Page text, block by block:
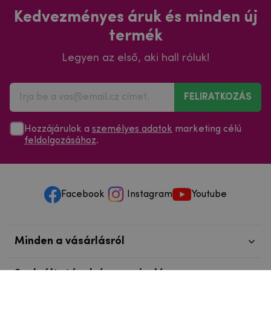
Kedvezményes áruk és minden új
termék
Legyen az első, aki hall róluk!
FELIRATKOZÁS
Hozzájárulok a személyes adatok marketing célú
feldolgozásához.
Facebook Instagram Youtube
Minden a vásárlásról